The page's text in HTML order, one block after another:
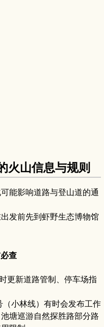
火山信息与规则
能影响道路与登山道的通
发前先到虾野生态博物馆
查
更新道路管制、停车场指
小林线）有时会发布工作
塘巡游自然探胜路部分路